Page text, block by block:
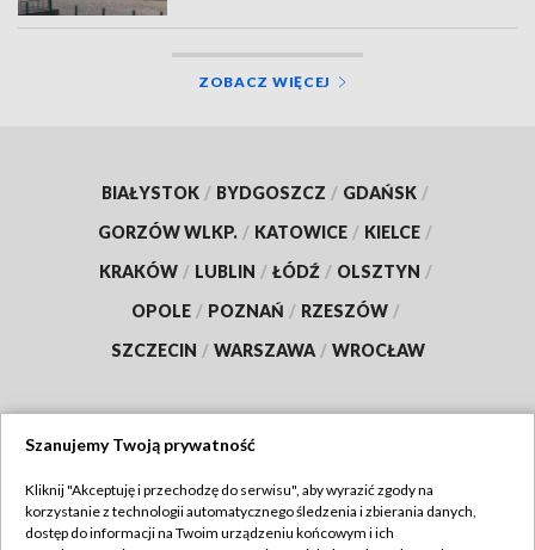
ZOBACZ WIĘCEJ
BIAŁYSTOK / BYDGOSZCZ / GDAŃSK /
GORZÓW WLKP. / KATOWICE / KIELCE /
KRAKÓW / LUBLIN / ŁÓDŹ / OLSZTYN /
OPOLE / POZNAŃ / RZESZÓW /
SZCZECIN / WARSZAWA / WROCŁAW
TVP
Szanujemy Twoją prywatność
Kliknij "Akceptuję i przechodzę do serwisu", aby wyrazić zgody na
korzystanie z technologii automatycznego śledzenia i zbierania danych,
dostęp do informacji na Twoim urządzeniu końcowym i ich